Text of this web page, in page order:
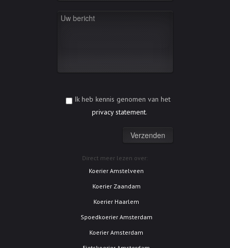
Ik heb kennis genomen van het
privacy statement.
Direct meer lezen over:
Koerier Amstelveen
Koerier Zaandam
Koerier Haarlem
Spoedkoerier Amsterdam
Koerier Amsterdam